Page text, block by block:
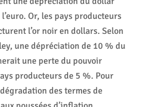
Or, les pays producteurs
l’or noir en dollars. Selon
une dépréciation de 10 % du
une perte du pouvoir
producteurs de 5 %. Pour
des termes de